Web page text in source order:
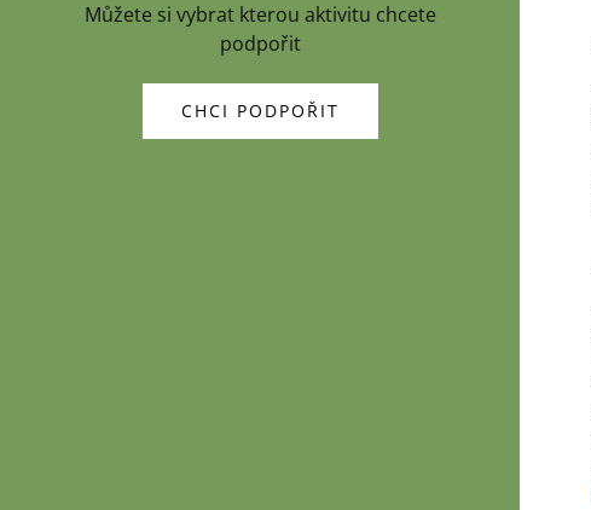
Můžete si vybrat kterou aktivitu chcete
podpořit
CHCI PODPOŘIT